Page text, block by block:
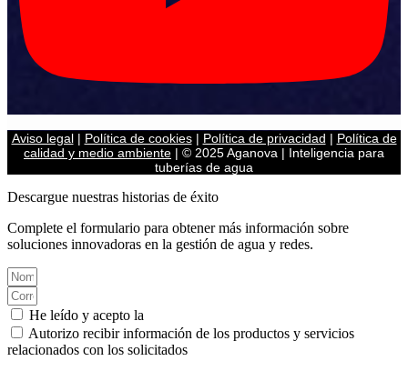
Aviso legal| Política de cookies| Política de privacidad | Política de
calidad y medio ambiente | © 2025 Aganova | Inteligencia para
tuberías de agua
Descargue nuestras historias de éxito
Complete el formulario para obtener más información sobre
soluciones innovadoras en la gestión de agua y redes.
He leído y acepto la
Autorizo recibir información de los productos y servicios
relacionados con los solicitados